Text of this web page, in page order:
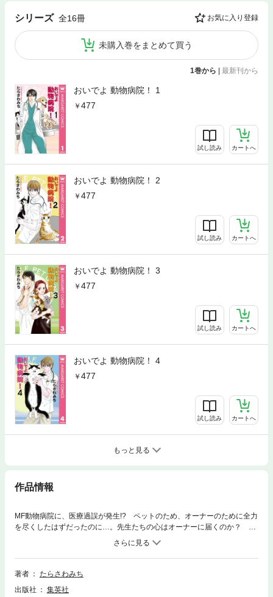
シリーズ 全16冊 お気に入り登録
未購入巻をまとめて買う
1巻から 最新刊から
おいでよ 動物病院！ 1
477
試し読み カートへ
おいでよ 動物病院！ 2
477
試し読み カートへ
おいでよ 動物病院！ 3
477
試し読み カートへ
おいでよ 動物病院！ 4
477
試し読み カートへ
もっと見る
作品情報
MF動物病院に、医療過誤が発生!? ペットのため、オーナーのために全力
を尽くしたはずだったのに…。先生たちの心はオーナーに届くのか？ 人
と動物の絆を結ぶ動物病院物語、第5巻！
著者
たらさわみち
出版社
集英社